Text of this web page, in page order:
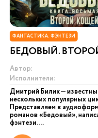
ФАНТАСТИКА. ФЭНТЕЗИ
БЕДОВЫЙ.
Автор:
Исполнители:
Дмитрий Билик —
нескольких популярных
Представляем в
романов «Бедовый»,
фэнтези. ...